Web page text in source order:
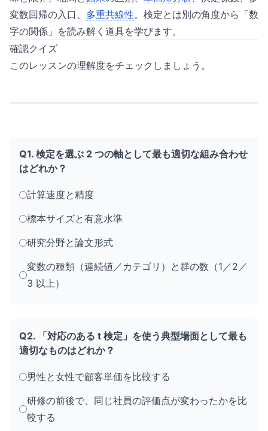
変数回帰の入口、 多重共線性。検定とは別の角度から「数
字の関係」を読み解く道具を学びます。
確認クイズ
このレッスンの理解度をチェックしましょう。
Q1. 検定を選ぶ 2 つの軸として最も適切な組み合わせ
はどれか？
計算速度と精度
標本サイズと有意水準
研究分野と論文形式
変数の種類（連続値／カテゴリ）と群の数（1／2／
3 以上）
Q2. 「対応のある t 検定」を使う典型場面として最も
適切なものはどれか？
男性と女性で顧客単価を比較する
研修の前後で、同じ社員の評価点が変わったかを比
較する